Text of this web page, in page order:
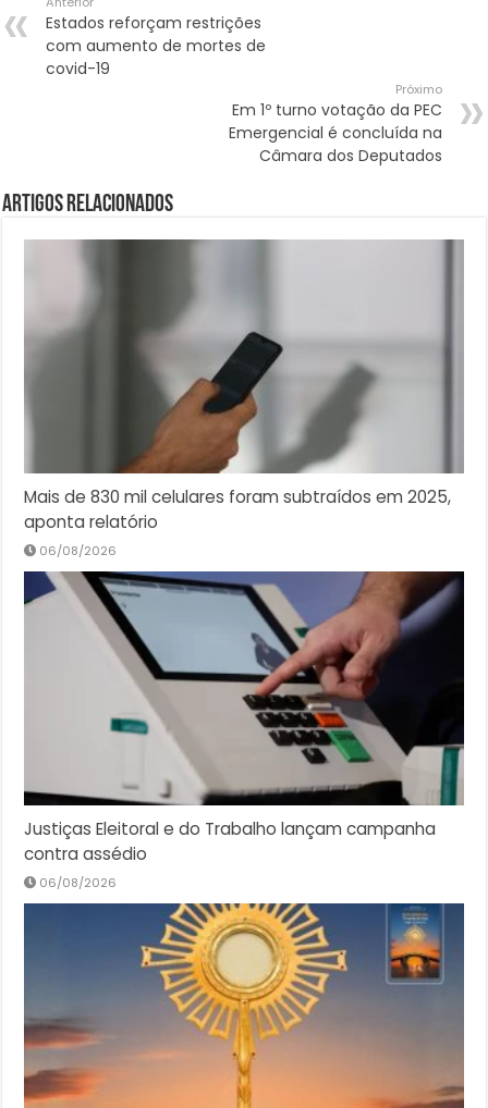
Estados reforçam restrições
com aumento de mortes de
covid-19
Próximo
Em 1º turno votação da PEC
Emergencial é concluída na
Câmara dos Deputados
Artigos Relacionados
Mais de 830 mil celulares foram subtraídos em 2025,
aponta relatório
06/08/2026
Justiças Eleitoral e do Trabalho lançam campanha
contra assédio
06/08/2026